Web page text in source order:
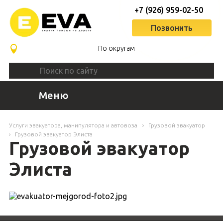
По округам
+7 (926) 959-02-50
Позвонить
Меню
Услуги эвакуатора, манипулятора и автовоза
Грузовой эвакуатор
Грузовой эвакуатор Элиста
Грузовой эвакуатор
Элиста